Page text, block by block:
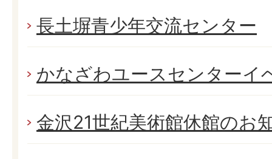
長土塀青少年交流センター
かなざわユースセンターイ
金沢21世紀美術館休館のお